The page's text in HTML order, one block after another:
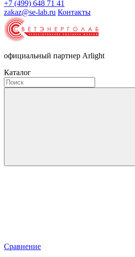
+7 (499) 648 71 41
zakaz@se-lab.ru Контакты
официальный партнер Arlight
Каталог
Сравнение